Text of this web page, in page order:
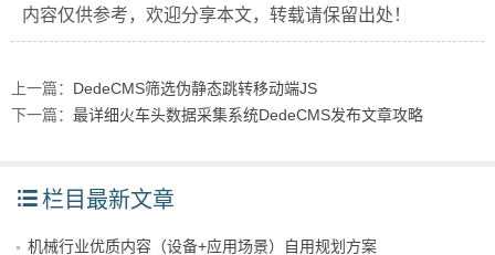
内容仅供参考，欢迎分享本文，转载请保留出处！
上一篇： DedeCMS筛选伪静态跳转移动端JS
下一篇： 最详细火车头数据采集系统DedeCMS发布文章攻略
栏目最新文章
机械行业优质内容（设备+应用场景）自用规划方案